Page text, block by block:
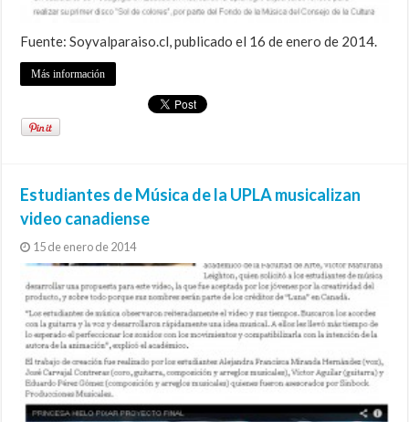
Fuente: Soyvalparaiso.cl, publicado el 16 de enero de 2014.
Más información
Estudiantes de Música de la UPLA musicalizan
video canadiense
15 de enero de 2014